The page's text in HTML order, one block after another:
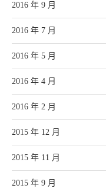
2016 年 9 月
2016 年 7 月
2016 年 5 月
2016 年 4 月
2016 年 2 月
2015 年 12 月
2015 年 11 月
2015 年 9 月